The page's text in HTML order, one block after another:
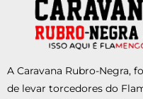
A Caravana Rubro-Negra,
de levar torcedores do